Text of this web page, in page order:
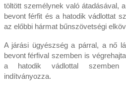
töltött személynek való átadásával,
bevont férfit és a hatodik vádlottat
az előbbi hármat bűnszövetségi
A járási ügyészség a párral, a nő
bevont férfival szemben is
a hatodik vádlottal szemben
indítványozza.